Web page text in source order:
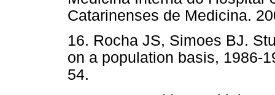
Catarinenses de Medicina.
16. Rocha JS, Simoes BJ.
on a population basis, 1986-
54.